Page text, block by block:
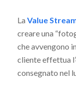
La Value
creare una
che avvengono
cliente effettua
consegnato nel